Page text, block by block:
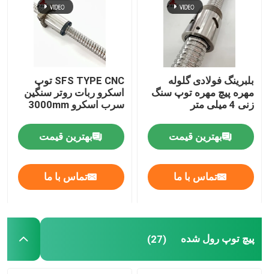
بلبرینگ فولادی گلوله
مهره پیچ مهره توپ سنگ
زنی 4 میلی متر
بهترین قیمت
تماس با ما
SFS TYPE CNC توپ
اسکرو ربات روتر سنگین
سرب اسکرو 3000mm
بهترین قیمت
تماس با ما
پیچ توپ رول شده (27)